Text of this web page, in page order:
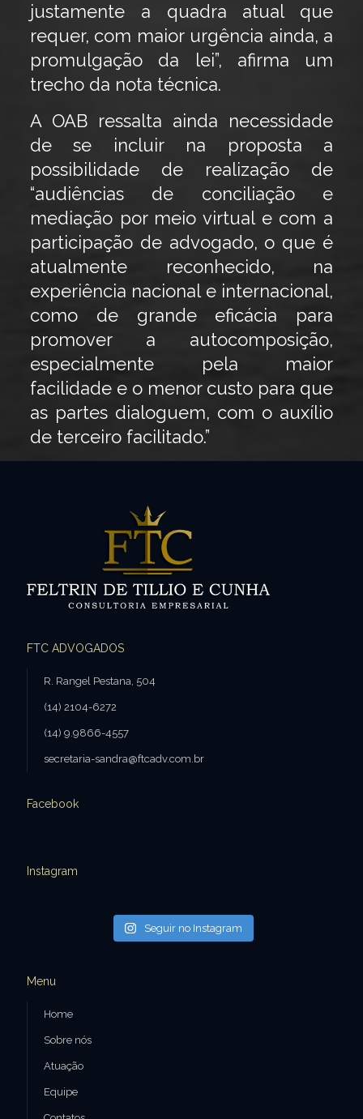
justamente a quadra atual que
requer, com maior urgência ainda, a
promulgação da lei”, afirma um
trecho da nota técnica.
A OAB ressalta ainda necessidade
de se incluir na proposta a
possibilidade de realização de
“audiências de conciliação e
mediação por meio virtual e com a
participação de advogado, o que é
atualmente reconhecido, na
experiência nacional e internacional,
como de grande eficácia para
promover a autocomposição,
especialmente pela maior
facilidade e o menor custo para que
as partes dialoguem, com o auxílio
de terceiro facilitado.”
FTC ADVOGADOS
R. Rangel Pestana, 504
(14) 2104-6272
(14) 9.9866-4557
secretaria-sandra@ftcadv.com.br
Facebook
Instagram
Seguir no Instagram
Menu
Home
Sobre nós
Atuação
Equipe